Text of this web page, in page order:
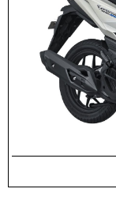
Yamaha
Sudah pakai
Begini